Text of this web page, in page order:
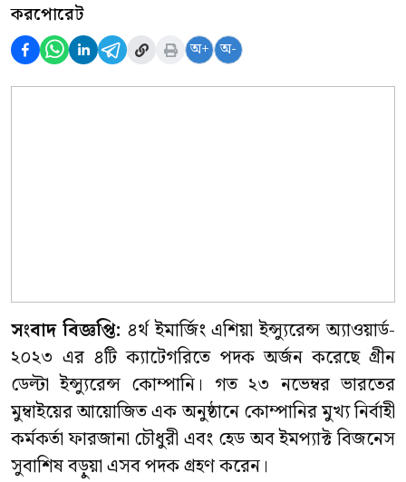
করপোরেট
অ+ অ-
সংবাদ বিজ্ঞপ্তি: ৪র্থ ইমার্জিং এশিয়া ইন্স্যুরেন্স অ্যাওয়ার্ড-
২০২৩ এর ৪টি ক্যাটেগরিতে পদক অর্জন করেছে গ্রীন
ডেল্টা ইন্স্যুরেন্স কোম্পানি। গত ২৩ নভেম্বর ভারতের
মুম্বাইয়ের আয়োজিত এক অনুষ্ঠানে কোম্পানির মুখ্য নির্বাহী
কর্মকর্তা ফারজানা চৌধুরী এবং হেড অব ইমপ্যাক্ট বিজনেস
সুবাশিষ বড়ুয়া এসব পদক গ্রহণ করেন।